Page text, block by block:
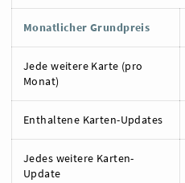
Monatlicher Grundpreis
Jede weitere Karte (pro
Monat)
Enthaltene Karten-Updates
Jedes weitere Karten-
Update